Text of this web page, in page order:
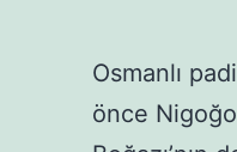
Osmanlı
önce